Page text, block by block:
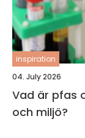
inspiration
04. July 2026
Vad är pfas
och miljö?